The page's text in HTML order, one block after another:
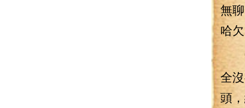
無
哈
“
全
頭